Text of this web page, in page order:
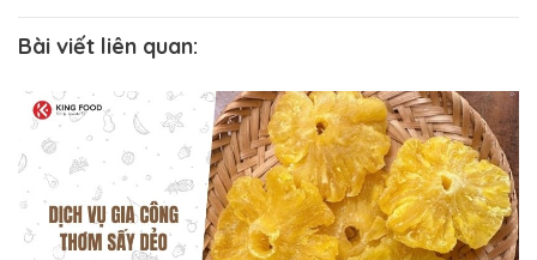
Bài viết liên quan: